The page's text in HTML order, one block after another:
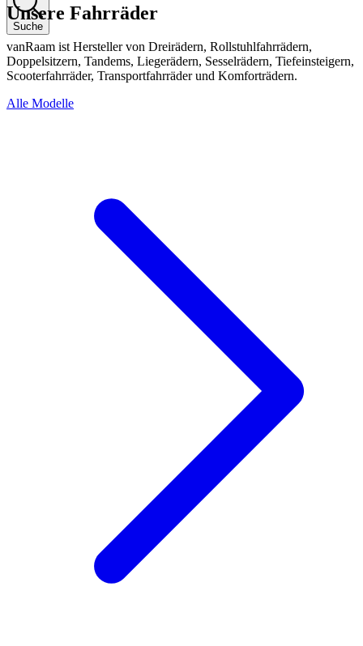
Suche
Unsere Fahrräder
vanRaam ist Hersteller von Dreirädern, Rollstuhlfahrrädern,
Doppelsitzern, Tandems, Liegerädern, Sesselrädern, Tiefeinsteigern,
Scooterfahrräder, Transportfahrräder und Komforträdern.
Alle Modelle